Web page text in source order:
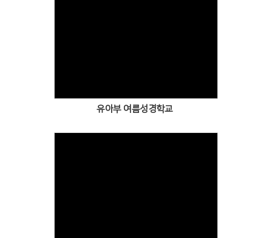
유아부 여름성경학교